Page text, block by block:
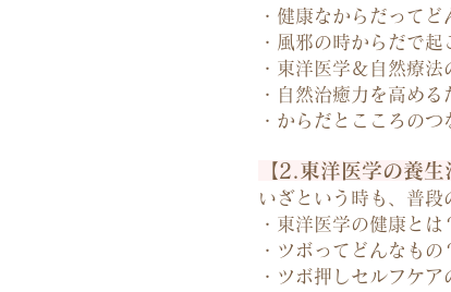
・健康なからだってど
・風邪の時からだで起
・東洋医学＆自然療法
・自然治癒力を高める
・からだとこころのつ
【2.東洋医学の養
いざという時も、普
・東洋医学の健康とは
・ツボってどんなもの
・ツボ押しセルフケ